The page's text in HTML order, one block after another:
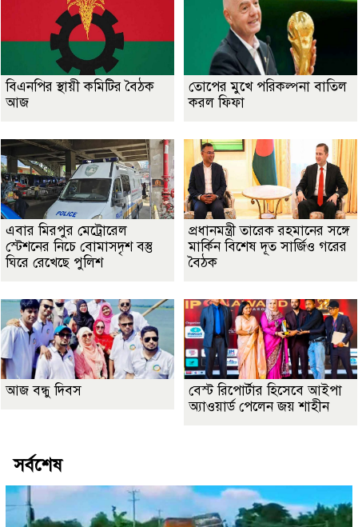
বিএনপির স্থায়ী কমিটির বৈঠক
আজ
তোপের মুখে পরিকল্পনা বাতিল
করল ফিফা
এবার মিরপুর মেট্রোরেল
স্টেশনের নিচে বোমাসদৃশ বস্তু
ঘিরে রেখেছে পুলিশ
প্রধানমন্ত্রী তারেক রহমানের সঙ্গে
মার্কিন বিশেষ দূত সার্জিও গরের
বৈঠক
আজ বন্ধু দিবস
বেস্ট রিপোর্টার হিসেবে আইপা
অ্যাওয়ার্ড পেলেন জয় শাহীন
সর্বশেষ